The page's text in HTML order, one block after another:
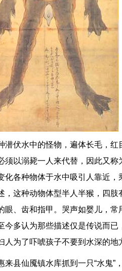
潜伏水中的怪物，遍体长毛，红
以溺毙一人来代替，因此又称
化各种物体于水中吸引人靠近，
这种动物体型半人半猴，四肢
、齿和指甲。哭声如婴儿，常
今多认为那些描述仅是传说而已
为了吓唬孩子不要到水深的地
县仙魇镇水库抓到一只“水鬼”